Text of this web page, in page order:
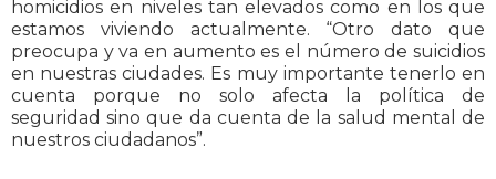
homicidios en niveles tan elevados como en los que
estamos viviendo actualmente. “Otro dato que
preocupa y va en aumento es el número de suicidios
en nuestras ciudades. Es muy importante tenerlo en
cuenta porque no solo afecta la política de
seguridad sino que da cuenta de la salud mental de
nuestros ciudadanos”.